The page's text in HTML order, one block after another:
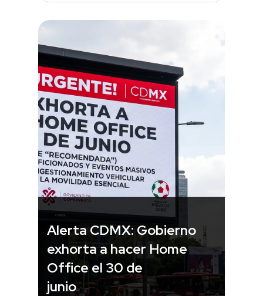
Alerta CDMX: Gobierno
exhorta a hacer Home
Office el 30 de
junio